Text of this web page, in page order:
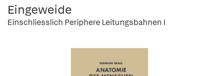
Eingeweide
Einschliesslich Periphere Leitungsbahnen I